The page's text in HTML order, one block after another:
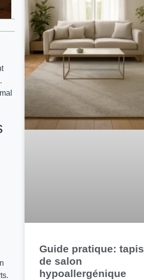
Guide pratique: tapis
de salon
hypoallergénique